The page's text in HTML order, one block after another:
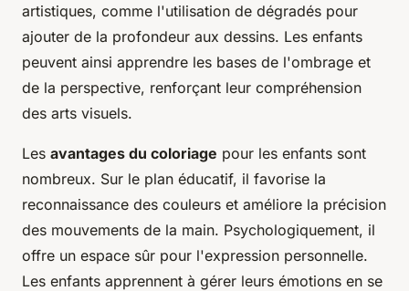
artistiques, comme l'utilisation de dégradés pour
ajouter de la profondeur aux dessins. Les enfants
peuvent ainsi apprendre les bases de l'ombrage et
de la perspective, renforçant leur compréhension
des arts visuels.
Les avantages du coloriage pour les enfants sont
nombreux. Sur le plan éducatif, il favorise la
reconnaissance des couleurs et améliore la précision
des mouvements de la main. Psychologiquement, il
offre un espace sûr pour l'expression personnelle.
Les enfants apprennent à gérer leurs émotions en se